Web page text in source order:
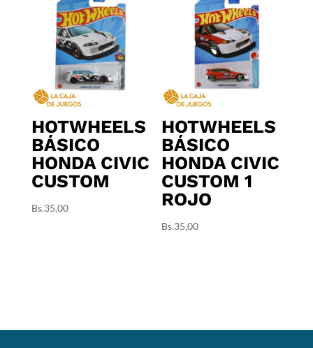
HOTWHEELS
BÁSICO
HONDA CIVIC
CUSTOM
Bs.35,00
HOTWHEELS
BÁSICO
HONDA CIVIC
CUSTOM 1
ROJO
Bs.35,00